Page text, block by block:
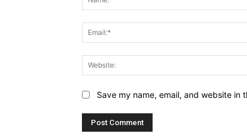
Save my name, email, and website in